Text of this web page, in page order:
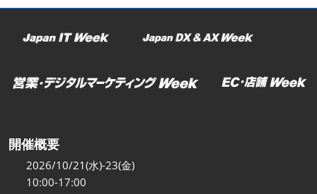
む
開催概要
2026/10/21(水)-23(金)
10:00-17:00